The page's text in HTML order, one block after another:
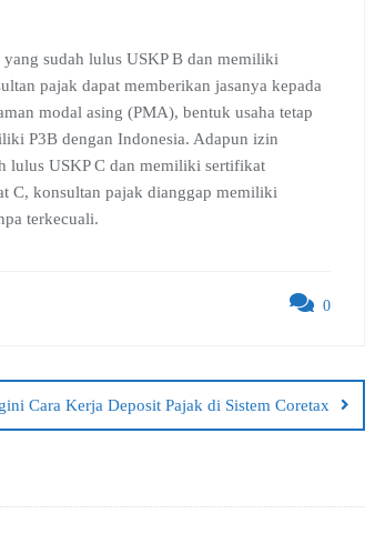
sudah lulus USKP B dan memiliki
pajak dapat memberikan jasanya kepada
modal asing (PMA), bentuk usaha tetap
P3B dengan Indonesia. Adapun izin
lulus USKP C dan memiliki sertifikat
C, konsultan pajak dianggap memiliki
terkecuali.
0
Cara Kerja Deposit Pajak di Sistem Coretax